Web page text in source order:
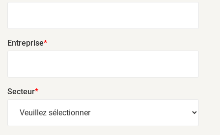
Entreprise*
Secteur*